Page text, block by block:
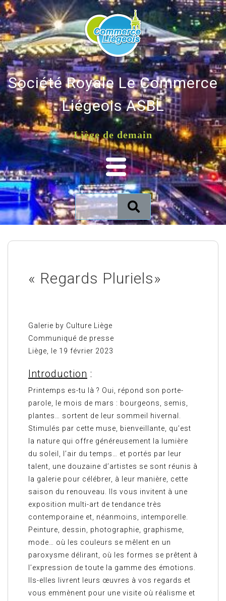
Société Royale Le Commerce
Liégeois ASBL
Liège de demain
« Regards Pluriels»
Galerie by Culture Liège
Communiqué de presse
Liège, le 19 février 2023
Introduction :
Printemps es-tu là ? Oui, répond son porte-
parole, le mois de mars : bourgeons, semis,
plantes… sortent de leur sommeil hivernal.
Stimulés par cette muse, bienveillante, qu’est
la nature qui offre généreusement la lumière
du soleil, l’air du temps… et portés par leur
talent, une douzaine d’artistes se sont réunis à
la galerie pour célébrer, à leur manière, cette
saison du renouveau. Ils vous invitent à une
exposition multi-art de tendance très
contemporaine et, néanmoins, intemporelle.
Peinture, dessin, photographie, graphisme,
mode… où les couleurs se mêlent en un
paroxysme délirant, où les formes se prêtent à
l’expression de toute la gamme des émotions.
Ils-elles livrent leurs œuvres à vos regards et
vous emmènent pour une visite où réalisme et